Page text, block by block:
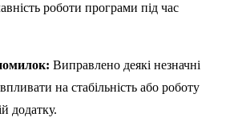
роботи програми під час
Виправлено деякі незначні
на стабільність або роботу
додатку.